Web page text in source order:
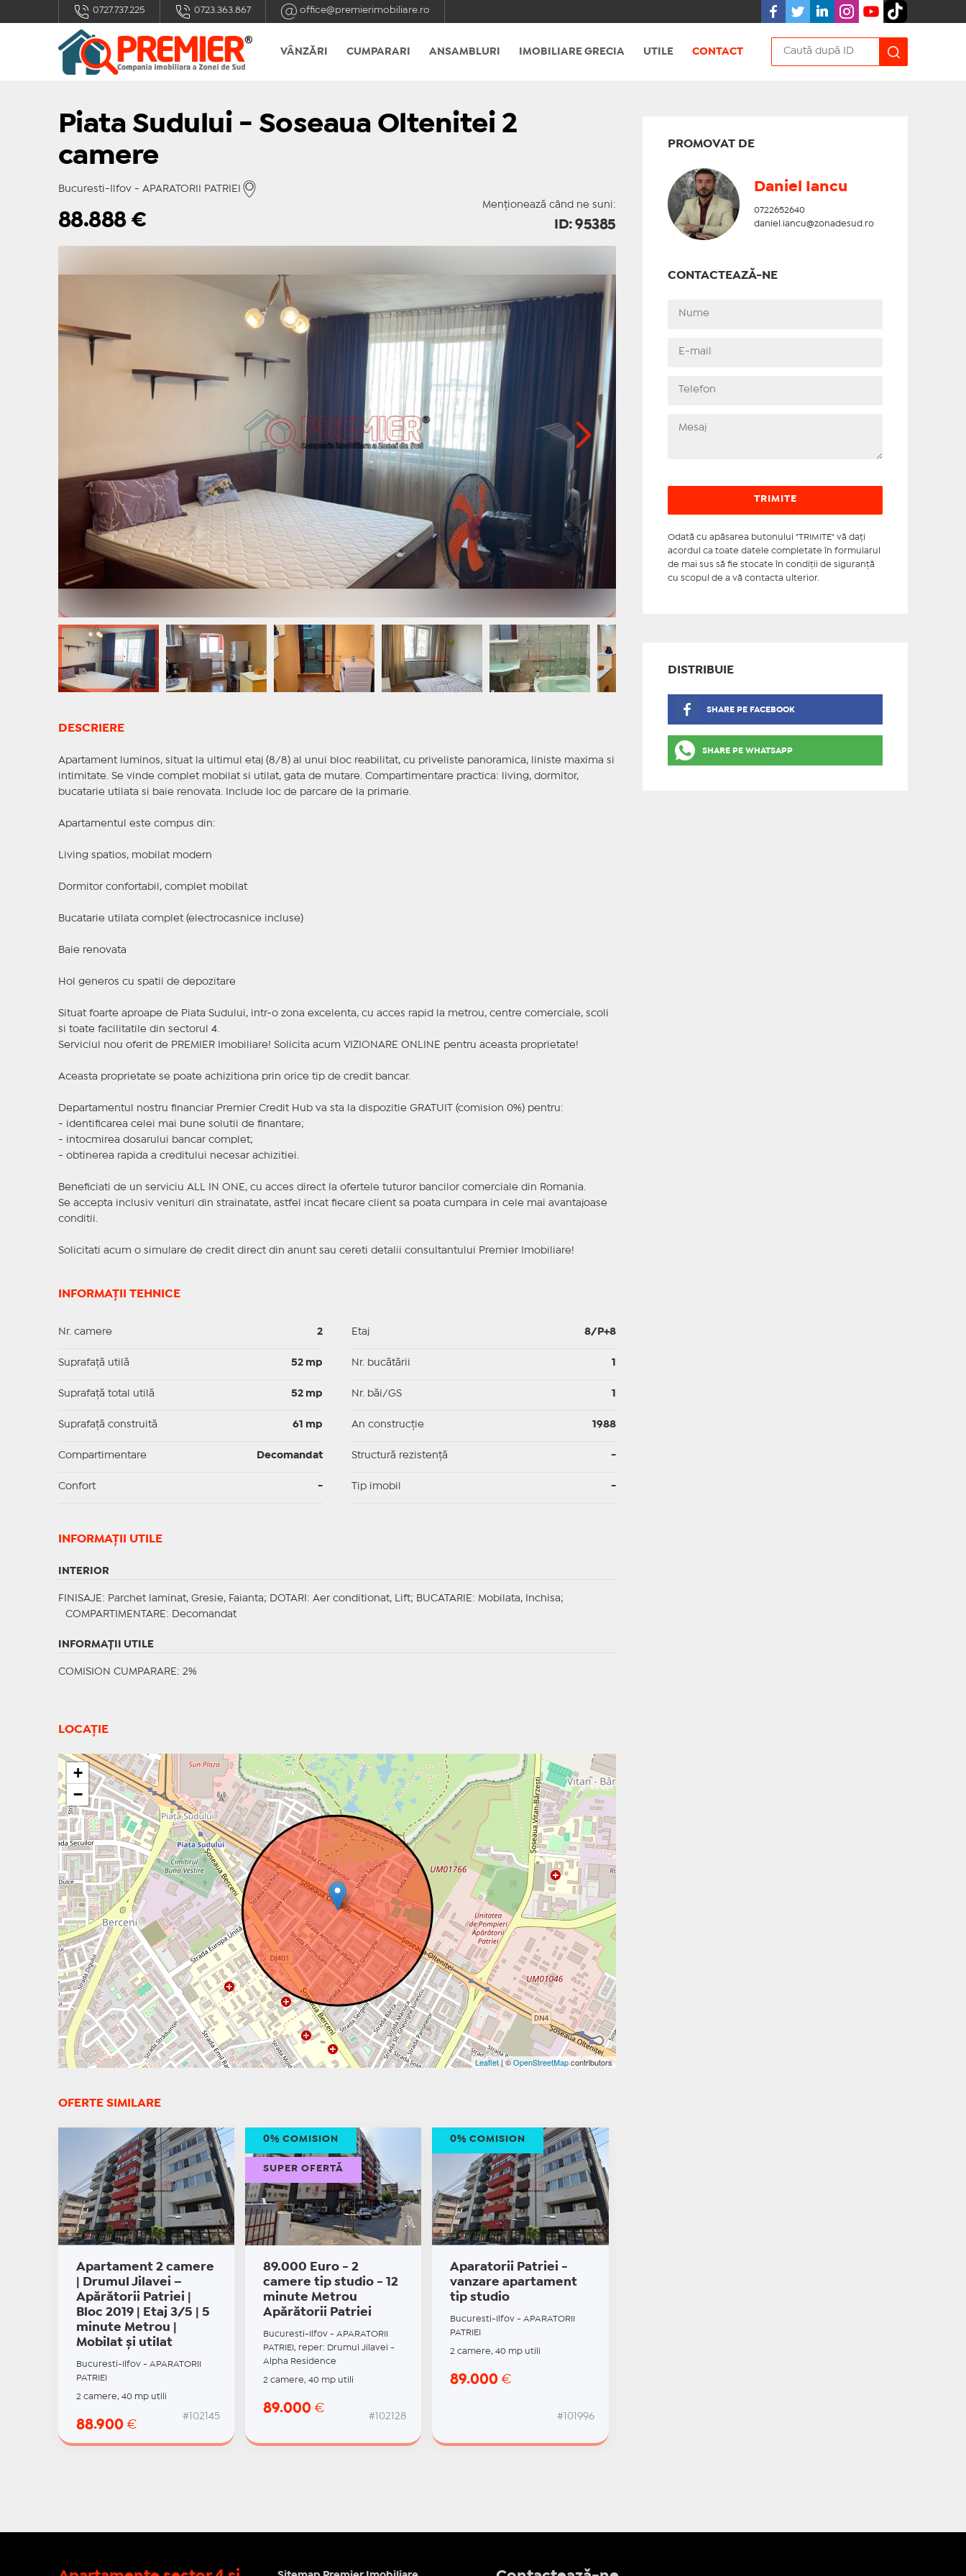
0727.737.225 0723.363.867 office@premierimobiliare.ro
VÂNZĂRI CUMPARARI ANSAMBLURI IMOBILIARE GRECIA UTILE CONTACT
Piata Sudului - Soseaua Oltenitei 2
camere
Bucuresti-Ilfov - APARATORII PATRIEI
Menționează când ne suni:
88.888€ ID: 95385
DESCRIERE
Apartament luminos, situat la ultimul etaj (8/8) al unui bloc reabilitat, cu priveliste panoramica, liniste maxima si
intimitate. Se vinde complet mobilat si utilat, gata de mutare. Compartimentare practica: living, dormitor,
bucatarie utilata si baie renovata. Include loc de parcare de la primarie.
Apartamentul este compus din:
Living spatios, mobilat modern
Dormitor confortabil, complet mobilat
Bucatarie utilata complet (electrocasnice incluse)
Baie renovata
Hol generos cu spatii de depozitare
Situat foarte aproape de Piata Sudului, intr-o zona excelenta, cu acces rapid la metrou, centre comerciale, scoli
si toate facilitatile din sectorul 4.
Serviciul nou oferit de PREMIER Imobiliare! Solicita acum VIZIONARE ONLINE pentru aceasta proprietate!
Aceasta proprietate se poate achizitiona prin orice tip de credit bancar.
Departamentul nostru financiar Premier Credit Hub va sta la dispozitie GRATUIT (comision 0%) pentru:
- identificarea celei mai bune solutii de finantare;
- intocmirea dosarului bancar complet;
- obtinerea rapida a creditului necesar achizitiei.
Beneficiati de un serviciu ALL IN ONE, cu acces direct la ofertele tuturor bancilor comerciale din Romania.
Se accepta inclusiv venituri din strainatate, astfel incat fiecare client sa poata cumpara in cele mai avantajoase
conditii.
Solicitati acum o simulare de credit direct din anunt sau cereti detalii consultantului Premier Imobiliare!
INFORMAȚII TEHNICE
Nr. camere 2
Suprafaţă utilă 52 mp
Suprafaţă total utilă 52 mp
Suprafaţă construită 61 mp
Compartimentare Decomandat
Confort -
Etaj 8/P+8
Nr. bucătării
Nr. băi/GS
An construcție 1988
Structură rezistență -
Tip imobil -
INFORMAŢII UTILE
INTERIOR
FINISAJE : Parchet laminat, Gresie, Faianta; DOTARI : Aer conditionat, Lift; BUCATARIE : Mobilata, Inchisa;
COMPARTIMENTARE : Decomandat
INFORMAŢII UTILE
COMISION CUMPARARE: 2%
LOCAȚIE
+
−
Leaflet| ©OpenStreetMapcontributors
PROMOVAT DE
Daniel Iancu
0722652640
daniel.iancu@zonadesud.ro
CONTACTEAZĂ-NE
Odată cu apăsarea butonului "TRIMITE" vă daţi
acordul ca toate datele completate în formularul
de mai sus să fie stocate în condiţii de siguranţă
cu scopul de a vă contacta ulterior.
DISTRIBUIE
SHARE PE FACEBOOK
SHARE PE WHATSAPP
OFERTE SIMILARE
Apartament 2 camere
| Drumul Jilavei –
Apărătorii Patriei |
Bloc 2019 | Etaj 3/5 | 5
minute Metrou |
Mobilat și utilat
Bucuresti-Ilfov - APARATORII
PATRIEI
2 camere, 40 mp utili
88.900 €
#102145
89.000 Euro - 2
camere tip studio - 12
minute Metrou
Apărătorii Patriei
Bucuresti-Ilfov - APARATORII
PATRIEI, reper: Drumul Jilavei -
Alpha Residence
2 camere, 40 mp utili
89.000€
#102128
0% COMISION
SUPER OFERTĂ
Aparatorii Patriei -
vanzare apartament
tip studio
Bucuresti-Ilfov - APARATORII
PATRIEI
2 camere, 40 mp utili
89.000€
#101996
0% COMISION